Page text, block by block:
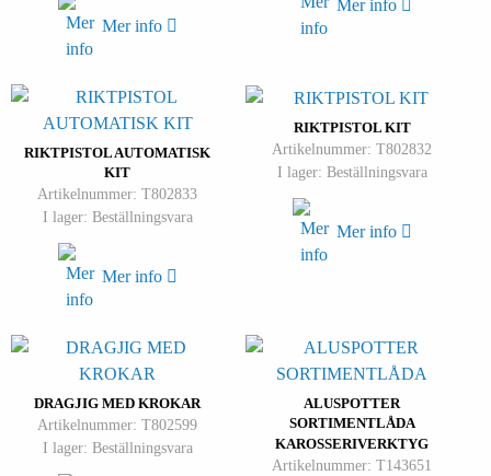
Mer info
Mer info
RIKTPISTOL AUTOMATISK
KIT
Artikelnummer: T802833
I lager: Beställningsvara
Mer info
RIKTPISTOL KIT
Artikelnummer: T802832
I lager: Beställningsvara
Mer info
DRAGJIG MED KROKAR
Artikelnummer: T802599
I lager: Beställningsvara
ALUSPOTTER
SORTIMENTLÅDA
KAROSSERIVERKTYG
Artikelnummer: T143651